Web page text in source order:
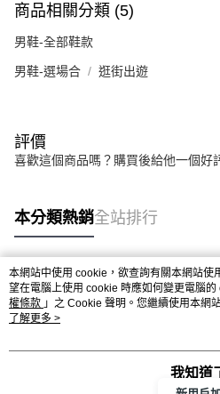
商品相關分類 (5)
男鞋-全部鞋款
男鞋-選場合 逛街出遊
評價
喜歡這個商品嗎？購買後給他一個好
本分類熱銷全站排行
熱門標籤
本網站中使用 cookie，欲查詢有關本網站使
望在電腦上使用 cookie 時應如何變更電腦
權條款 」之 Cookie 聲明。您繼續使用本網
用條款之 Cookie 聲明使用 cookie。
了解更多 >
我知道